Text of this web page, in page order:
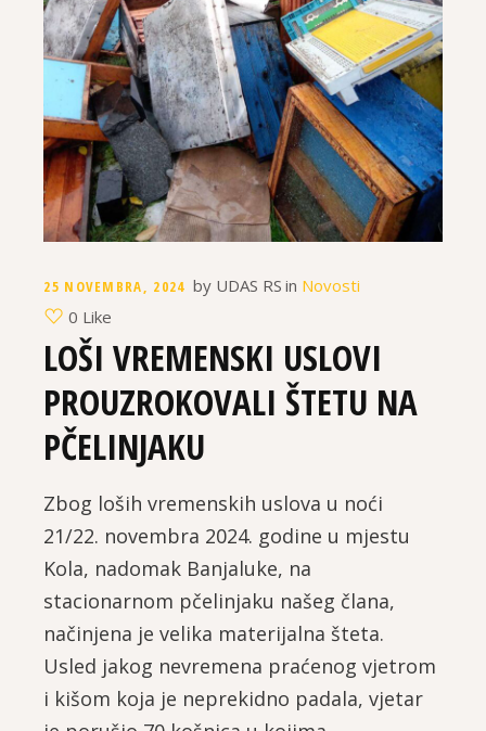
25 NOVEMBRA, 2024 by UDAS RS in Novosti
0 Like
LOŠI VREMENSKI USLOVI
PROUZROKOVALI ŠTETU NA
PČELINJAKU
Zbog loših vremenskih uslova u noći
21/22. novembra 2024. godine u mjestu
Kola, nadomak Banjaluke, na
stacionarnom pčelinjaku našeg člana,
načinjena je velika materijalna šteta.
Usled jakog nevremena praćenog vjetrom
i kišom koja je neprekidno padala, vjetar